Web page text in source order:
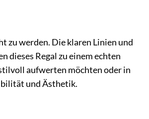
zu werden. Die klaren Linien und
dieses Regal zu einem echten
aufwerten möchten oder in
und Ästhetik.